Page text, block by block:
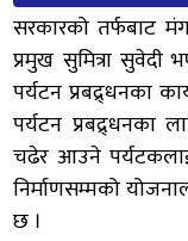
सरकारको तर्फबाट
प्रमुख सुमित्रा सुवेदी
पर्यटन प्रबद्र्धनका
पर्यटन प्रबद्र्धनका
चढेर आउने
निर्माणसम्मको
छ ।